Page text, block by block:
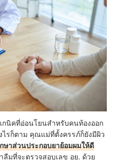
นิคที่อ่อนโยนสำหรับคนท้องออก
ไรก็ตาม คุณแม่ที่ตั้งครรภ์ก็ยังมีผิว
ษาส่วนประกอบยาย้อมผมให้ดี
ลืมที่จะตรวจสอบเลข อย. ด้วย